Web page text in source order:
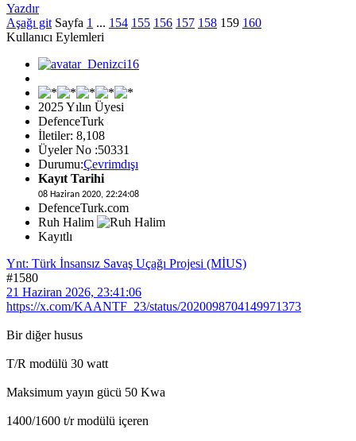
Yazdır
Aşağı git Sayfa 1 ... 154 155 156 157 158 159 160
Kullanıcı Eylemleri
2025 Yılın Üyesi
DefenceTurk
İletiler: 8,108
Üyeler No :50331
Durumu:Çevrimdışı
Kayıt Tarihi
08 Haziran 2020, 22:24:08
DefenceTurk.com
Ruh Halim
Kayıtlı
Ynt: Türk İnsansız Savaş Uçağı Projesi (MİUS)
#1580
21 Haziran 2026, 23:41:06
https://x.com/KAANTF_23/status/2020098704149971373
Bir diğer husus
T/R modülü 30 watt
Maksimum yayın gücü 50 Kwa
1400/1600 t/r modülü içeren